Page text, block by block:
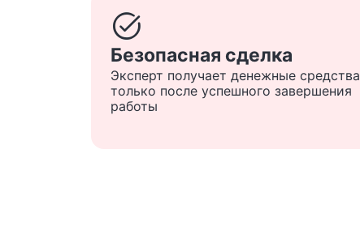
task_alt
Безопасная сделка
Эксперт получает денежные средства
только после успешного завершения
работы